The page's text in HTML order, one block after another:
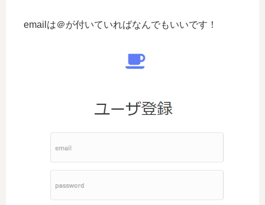
emailは＠が付いていればなんでもいいです！